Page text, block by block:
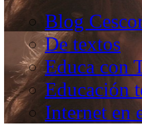
Blog
De textos
Educa con
Educación
Internet en